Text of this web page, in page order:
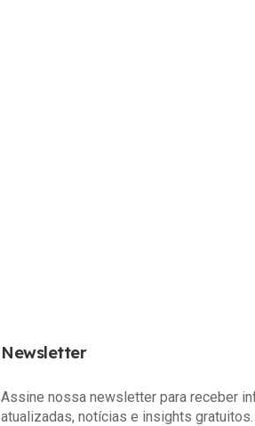
Newsletter
Assine nossa newsletter para receber
atualizadas, notícias e insights gratuitos.